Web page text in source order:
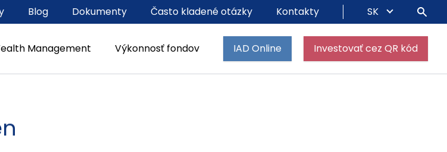
Management Výkonnosť fondov IAD Online Investovať cez QR kód
Blog Dokumenty Často kladené otázky Kontakty SK